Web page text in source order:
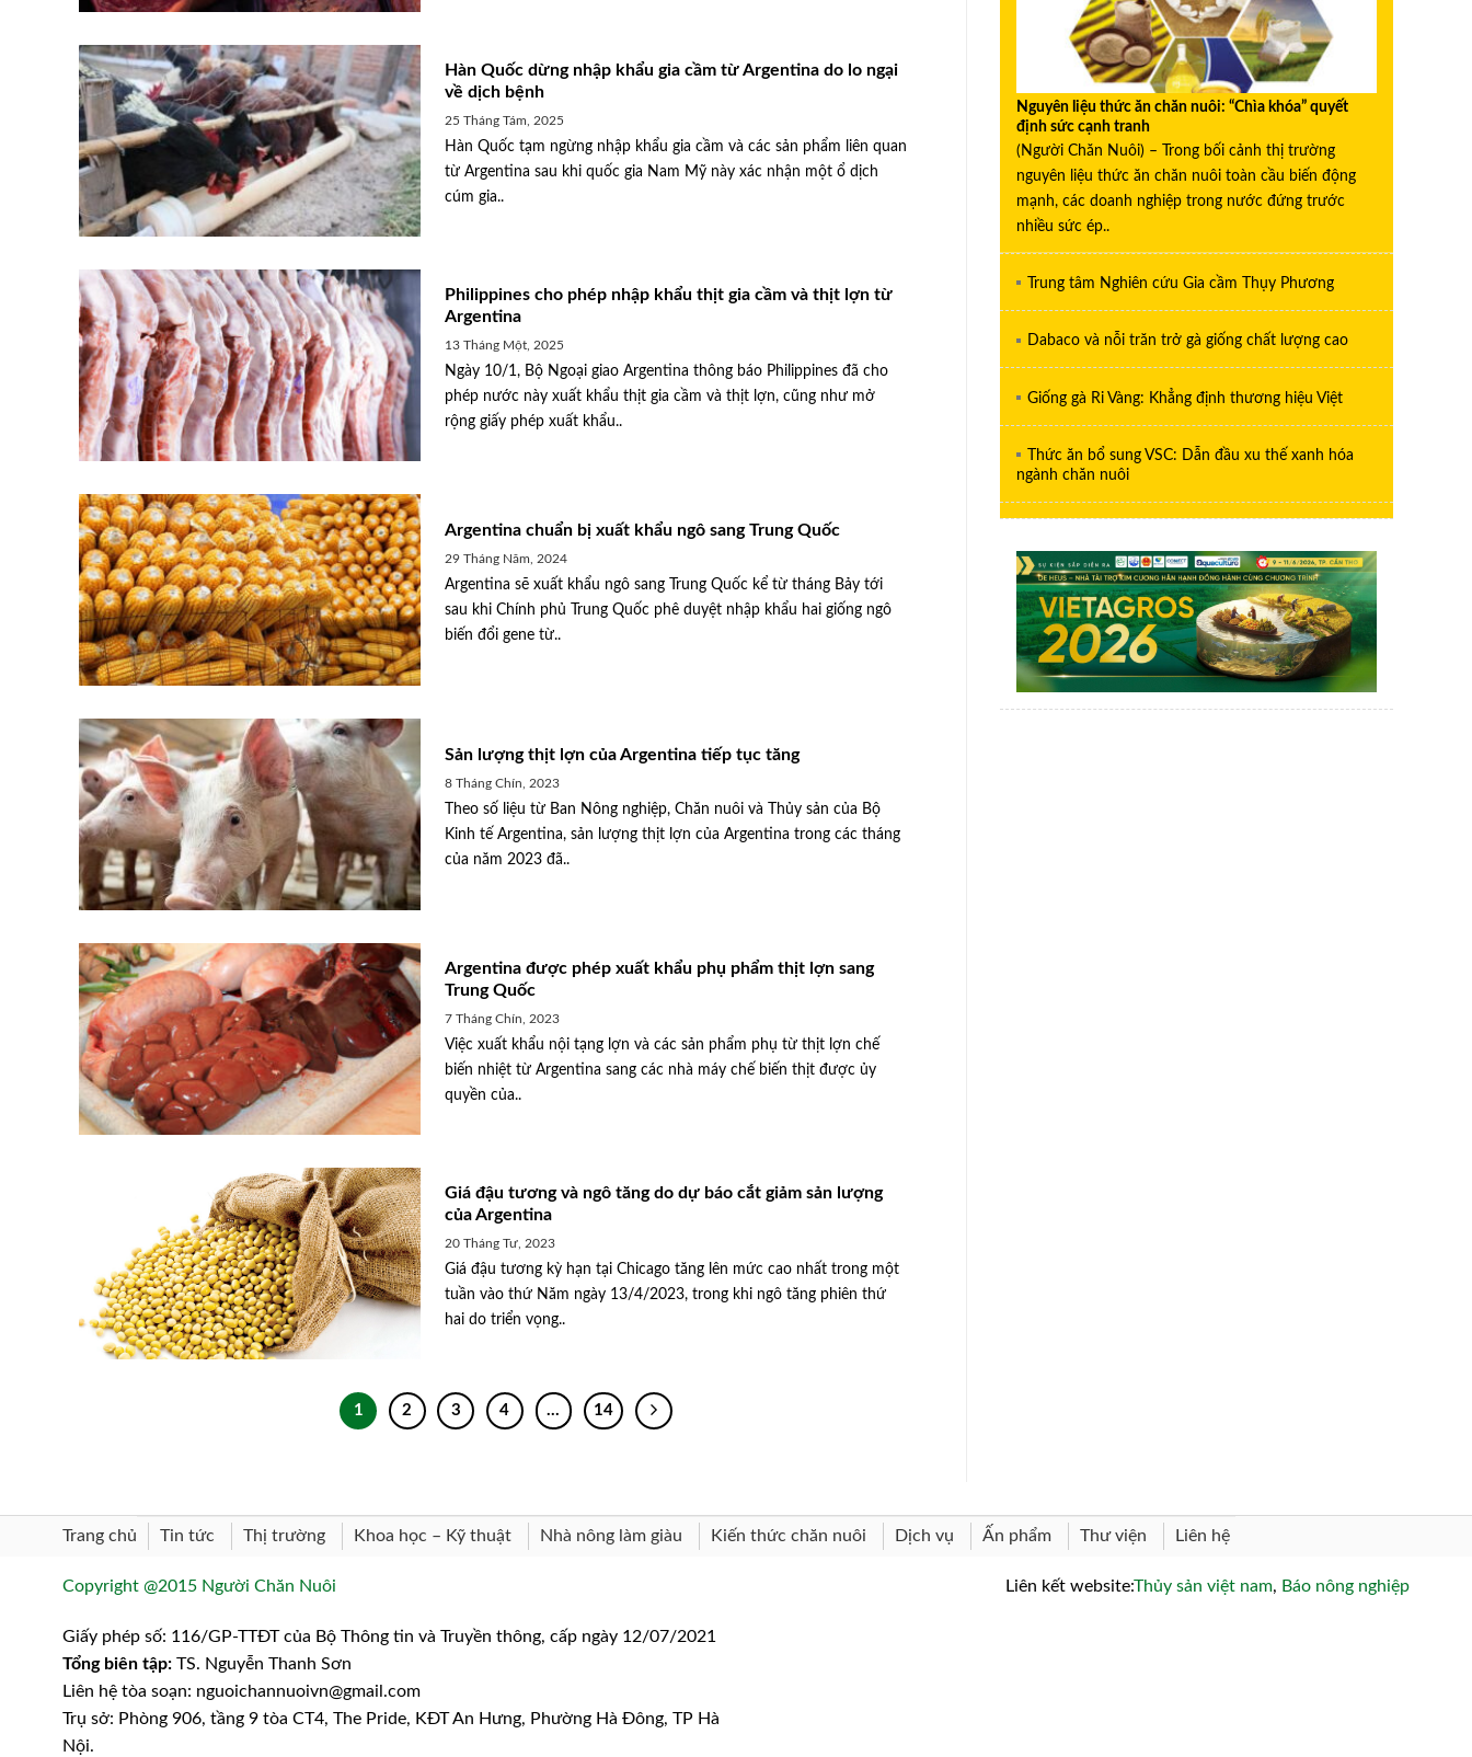
Hàn Quốc dừng nhập khẩu gia cầm từ Argentina do lo ngại
về dịch bệnh
25 Tháng Tám, 2025
Hàn Quốc tạm ngừng nhập khẩu gia cầm và các sản phẩm liên quan
từ Argentina sau khi quốc gia Nam Mỹ này xác nhận một ổ dịch
cúm gia..
Philippines cho phép nhập khẩu thịt gia cầm và thịt lợn từ
Argentina
13 Tháng Một, 2025
Ngày 10/1, Bộ Ngoại giao Argentina thông báo Philippines đã cho
phép nước này xuất khẩu thịt gia cầm và thịt lợn, cũng như mở
rộng giấy phép xuất khẩu..
Argentina chuẩn bị xuất khẩu ngô sang Trung Quốc
29 Tháng Năm, 2024
Argentina sẽ xuất khẩu ngô sang Trung Quốc kể từ tháng Bảy tới
sau khi Chính phủ Trung Quốc phê duyệt nhập khẩu hai giống ngô
biến đổi gene từ..
Sản lượng thịt lợn của Argentina tiếp tục tăng
8 Tháng Chín, 2023
Theo số liệu từ Ban Nông nghiệp, Chăn nuôi và Thủy sản của Bộ
Kinh tế Argentina, sản lượng thịt lợn của Argentina trong các tháng
của năm 2023 đã..
Argentina được phép xuất khẩu phụ phẩm thịt lợn sang
Trung Quốc
7 Tháng Chín, 2023
Việc xuất khẩu nội tạng lợn và các sản phẩm phụ từ thịt lợn chế
biến nhiệt từ Argentina sang các nhà máy chế biến thịt được ủy
quyền của..
Giá đậu tương và ngô tăng do dự báo cắt giảm sản lượng
của Argentina
20 Tháng Tư, 2023
Giá đậu tương kỳ hạn tại Chicago tăng lên mức cao nhất trong một
tuần vào thứ Năm ngày 13/4/2023, trong khi ngô tăng phiên thứ
hai do triển vọng..
1 2 3 4 … 14
Nguyên liệu thức ăn chăn nuôi: “Chìa khóa” quyết
định sức cạnh tranh
(Người Chăn Nuôi) – Trong bối cảnh thị trường
nguyên liệu thức ăn chăn nuôi toàn cầu biến động
mạnh, các doanh nghiệp trong nước đứng trước
nhiều sức ép..
Trung tâm Nghiên cứu Gia cầm Thụy Phương
Dabaco và nỗi trăn trở gà giống chất lượng cao
Giống gà Ri Vàng: Khẳng định thương hiệu Việt
Thức ăn bổ sung VSC: Dẫn đầu xu thế xanh hóa
ngành chăn nuôi
Trang chủ Tin tức Thị trường Khoa học – Kỹ thuật Nhà nông làm giàu Kiến thức chăn nuôi Dịch vụ Ấn phẩm Thư viện Liên hệ
Copyright @2015 Người Chăn Nuôi
Giấy phép số: 116/GP-TTĐT của Bộ Thông tin và Truyền thông, cấp ngày 12/07/2021
Tổng biên tập: TS. Nguyễn Thanh Sơn
Liên hệ tòa soạn: nguoichannuoivn@gmail.com
Trụ sở: Phòng 906, tầng 9 tòa CT4, The Pride, KĐT An Hưng, Phường Hà Đông, TP Hà
Nội.
Liên kết website:Thủy sản việt nam, Báo nông nghiệp